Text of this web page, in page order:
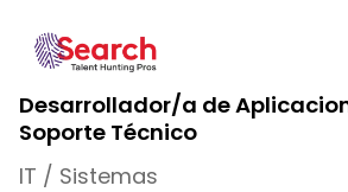
Desarrollador/a de
Soporte Técnico
IT / Sistemas